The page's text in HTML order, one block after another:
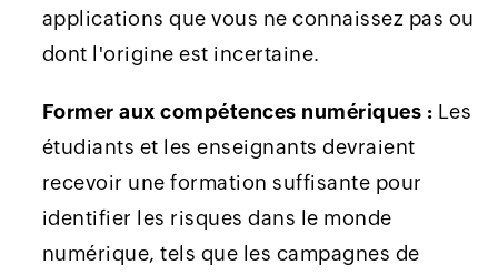
applications que vous ne connaissez pas ou
dont l'origine est incertaine.
Former aux compétences numériques : Les
étudiants et les enseignants devraient
recevoir une formation suffisante pour
identifier les risques dans le monde
numérique, tels que les campagnes de